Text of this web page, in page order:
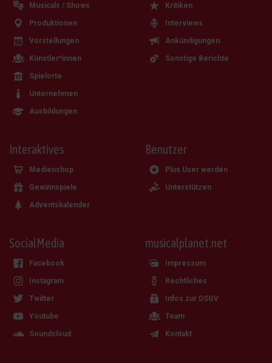
Musicals / Shows
Produktionen
Vorstellungen
Künstler*innen
Spielorte
Unternehmen
Ausbildungen
Kritiken
Interviews
Ankündigungen
Sonstige Berichte
Interaktives
Medienshop
Gewinnspiele
Adventskalender
Benutzer
Plus User werden
Unterstützen
SocialMedia
Facebook
Instagram
Twitter
Youtube
Soundcloud
musicalplanet.net
Impressum
Rechtliches
Infos zur DSGV
Team
Kontakt